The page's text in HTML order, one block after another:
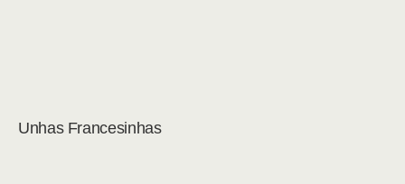
Unhas Francesinhas